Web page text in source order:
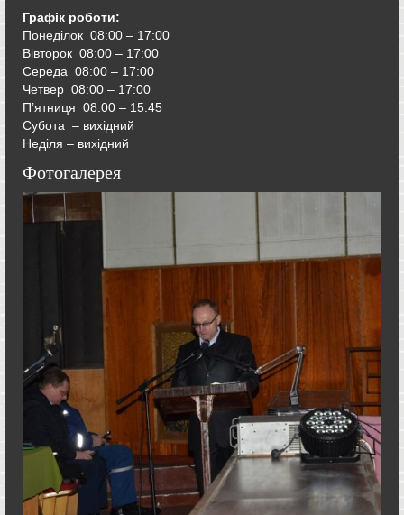
Графік роботи:
Понеділок 08:00 – 17:00
Вівторок 08:00 – 17:00
Середа 08:00 – 17:00
Четвер 08:00 – 17:00
П’ятниця 08:00 – 15:45
Субота – вихідний
Неділя – вихідний
Фотогалерея